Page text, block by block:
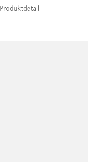
Produktdetail